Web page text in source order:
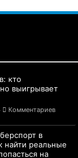
кто
выигрывает
Комментариев
в
найти реальные
на